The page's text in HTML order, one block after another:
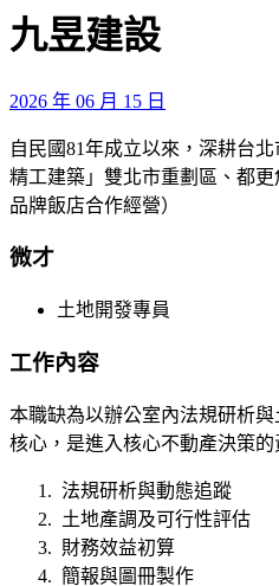
九昱建設
2026 年 06 月 15 日
自民國81年成立以來，深耕台
精工建築」雙北市重劃區、都
品牌飯店合作經營）
微才
土地開發專員
工作內容
本職缺為以辦公室內法規研析
核心，是進入核心不動產決策的
法規研析與動態追蹤
土地產調及可行性評估
財務效益初算
簡報與圖冊製作